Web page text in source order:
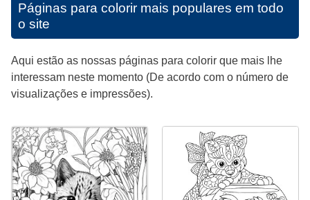
Páginas para colorir mais populares em todo
o site
Aqui estão as nossas páginas para colorir que mais lhe
interessam neste momento (De acordo com o número de
visualizações e impressões).